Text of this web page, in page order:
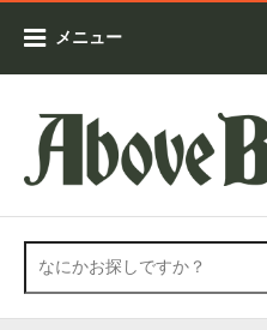
メニュー